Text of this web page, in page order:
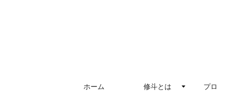
ホーム 修斗とは プロ